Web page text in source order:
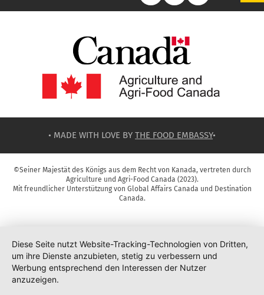
• MADE WITH LOVE BY THE FOOD EMBASSY•
©Seiner Majestät des Königs aus dem Recht von Kanada, vertreten durch
Agriculture und Agri-Food Canada (2023).
Mit freundlicher Unterstützung von Global Affairs Canada und Destination
Canada.
Diese Seite nutzt Website-Tracking-Technologien von Dritten,
um ihre Dienste anzubieten, stetig zu verbessern und
Werbung entsprechend den Interessen der Nutzer
anzuzeigen.